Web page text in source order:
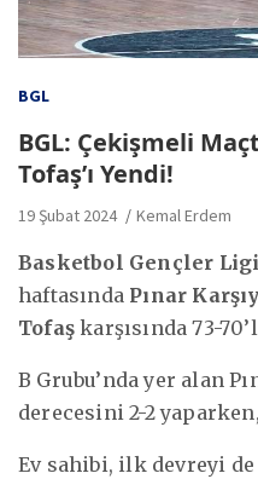
BGL
BGL: Çekişmeli
Tofaş’ı Yendi!
19 Şubat 2024 Kemal Erdem
Basketbol Gençler
haftasında Pınar
Tofaş karşısında 73-
B Grubu’nda yer alan
derecesini 2-2
Ev sahibi, ilk devreyi de